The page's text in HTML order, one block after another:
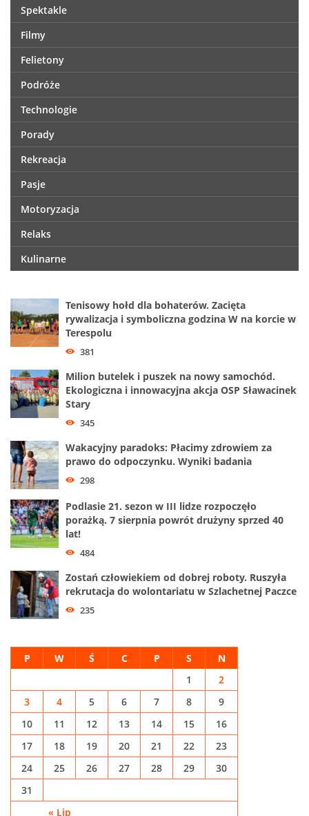
Spektakle
Filmy
Felietony
Podróże
Technologie
Porady
Rekreacja
Pasje
Motoryzacja
Relaks
Kulinarne
Tenisowy hołd dla bohaterów. Zacięta
rywalizacja i symboliczna godzina W na korcie w
Terespolu
381
Milion butelek i puszek na nowy samochód.
Ekologiczna i innowacyjna akcja OSP Sławacinek
Stary
345
Wakacyjny paradoks: Płacimy zdrowiem za
prawo do odpoczynku. Wyniki badania
298
Podlasie 21. sezon w III lidze rozpoczęło
porażką. 7 sierpnia powrót drużyny sprzed 40
lat!
484
Zostań człowiekiem od dobrej roboty. Ruszyła
rekrutacja do wolontariatu w Szlachetnej Paczce
235
P W Ś C P S N
« Lip
1
2
3
4 5 6 7 8
9
10
11 12 13 14 15
16
17
18 19 20 21 22
23
24
25 26 27 28 29
30
31